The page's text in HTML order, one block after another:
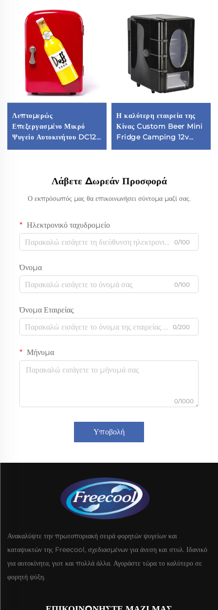
Λεπτομερώς
Επεξεργασμένο Μικρό
Ψυγείο Αυτοκινήτου DC12V
4L Μικρό Ψυγείο Φρεόν
Η καλύτερη εταιρεία της
Κίνας Custom Beer Mini
Fridge Camping 12v
Fridge Car Fridge
Λάβετε Δωρεάν Προσφορά
Ο εκπρόσωπός μας θα επικοινωνήσει σύντομα μαζί σας.
Ηλεκτρονικό ταχυδρομείο
0/100
Όνομα
0/100
Όνομα Εταιρείας
0/200
Μήνυμα
0/1000
Υποβολή
Ανακαλύψτε την πρωτοποριακή σειρά φορητών ψυγείων και
καταψυκτών της Freecool, σχεδιασμένων για άνεση και στυλ. Ιδανικό
για αυτοκίνητα, γιοτ και πολλά άλλα. Αγοράστε τώρα το καλύτερο σε
φορητή ψύξη.